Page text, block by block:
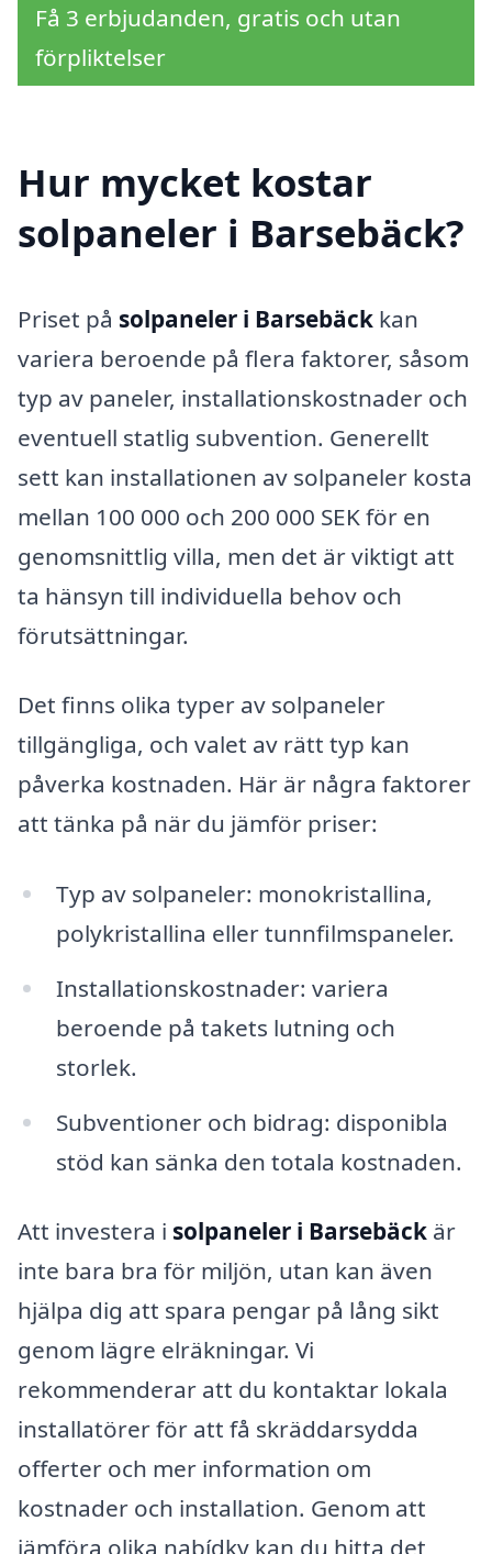
Få 3 erbjudanden, gratis och utan
förpliktelser
Hur mycket kostar
solpaneler i Barsebäck?
Priset på solpaneler i Barsebäck kan
variera beroende på flera faktorer, såsom
typ av paneler, installationskostnader och
eventuell statlig subvention. Generellt
sett kan installationen av solpaneler kosta
mellan 100 000 och 200 000 SEK för en
genomsnittlig villa, men det är viktigt att
ta hänsyn till individuella behov och
förutsättningar.
Det finns olika typer av solpaneler
tillgängliga, och valet av rätt typ kan
påverka kostnaden. Här är några faktorer
att tänka på när du jämför priser:
Typ av solpaneler: monokristallina,
polykristallina eller tunnfilmspaneler.
Installationskostnader: variera
beroende på takets lutning och
storlek.
Subventioner och bidrag: disponibla
stöd kan sänka den totala kostnaden.
Att investera i solpaneler i Barsebäck är
inte bara bra för miljön, utan kan även
hjälpa dig att spara pengar på lång sikt
genom lägre elräkningar. Vi
rekommenderar att du kontaktar lokala
installatörer för att få skräddarsydda
offerter och mer information om
kostnader och installation. Genom att
jämföra olika nabídky kan du hitta det